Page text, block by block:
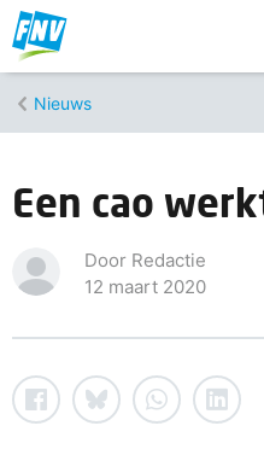
Nieuws
Een cao
Door Redactie
12 maart 2020